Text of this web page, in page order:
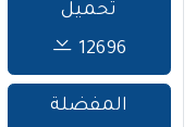
تحميل
12696
المفضلة